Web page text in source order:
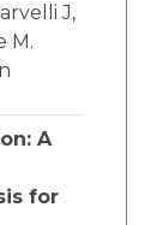
J,
M.
A
for